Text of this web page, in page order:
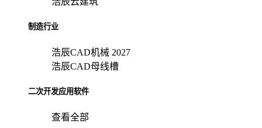
制造行业
浩辰CAD机械 2027
浩辰CAD母线槽
二次开发应用软件
查看全部